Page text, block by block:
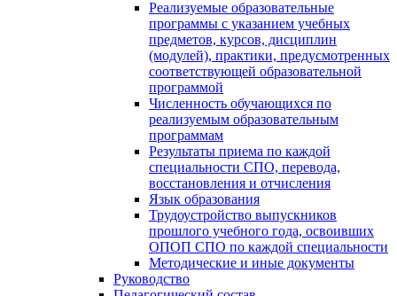
Реализуемые образовательные
программы с указанием учебных
предметов, курсов, дисциплин
(модулей), практики, предусмотренных
соответствующей образовательной
программой
Численность обучающихся по
реализуемым образовательным
программам
Результаты приема по каждой
специальности СПО, перевода,
восстановления и отчисления
Язык образования
Трудоустройство выпускников
прошлого учебного года, освоивших
ОПОП СПО по каждой специальности
Методические и иные документы
Руководство